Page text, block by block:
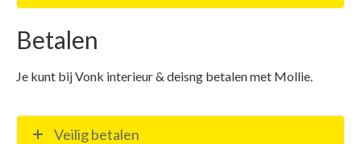
Betalen
Je kunt bij Vonk interieur & deisng betalen met Mollie.
Veilig betalen